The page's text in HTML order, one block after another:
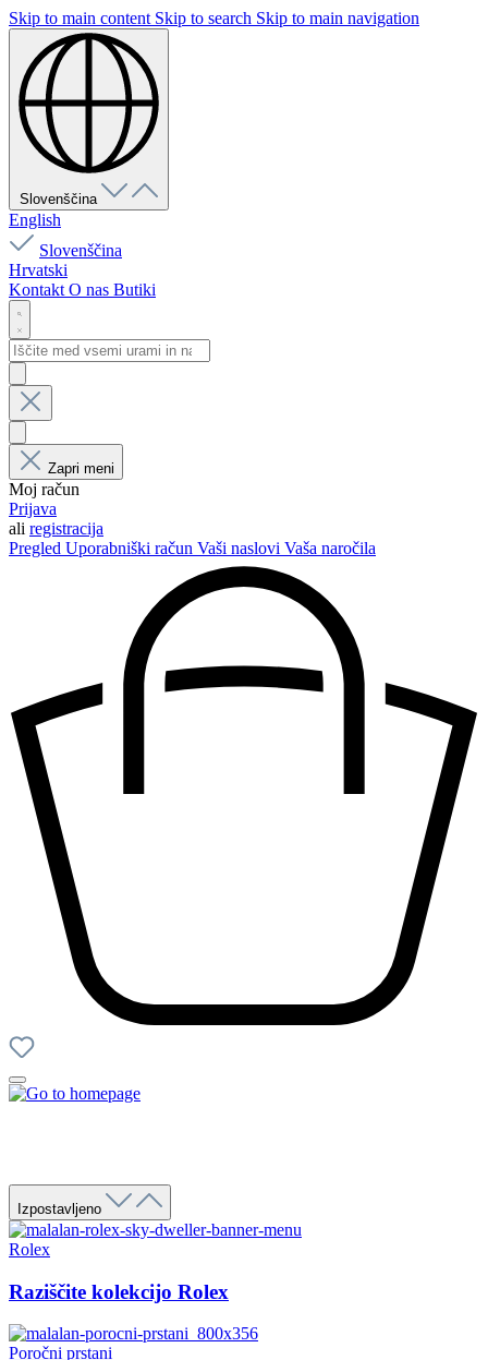
Skip to main content Skip to search Skip to main navigation
Slovenščina
English
Slovenščina
Hrvatski
Kontakt O nas Butiki
Zapri meni
Moj račun
Prijava
ali registracija
Pregled Uporabniški račun Vaši naslovi Vaša naročila
Izpostavljeno
Rolex
Raziščite kolekcijo Rolex
Poročni prstani